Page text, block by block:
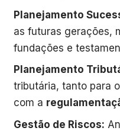
Planejamento
as futuras gerações,
fundações e
Planejamento
tributária, tanto para
com a
Gestão de Riscos: